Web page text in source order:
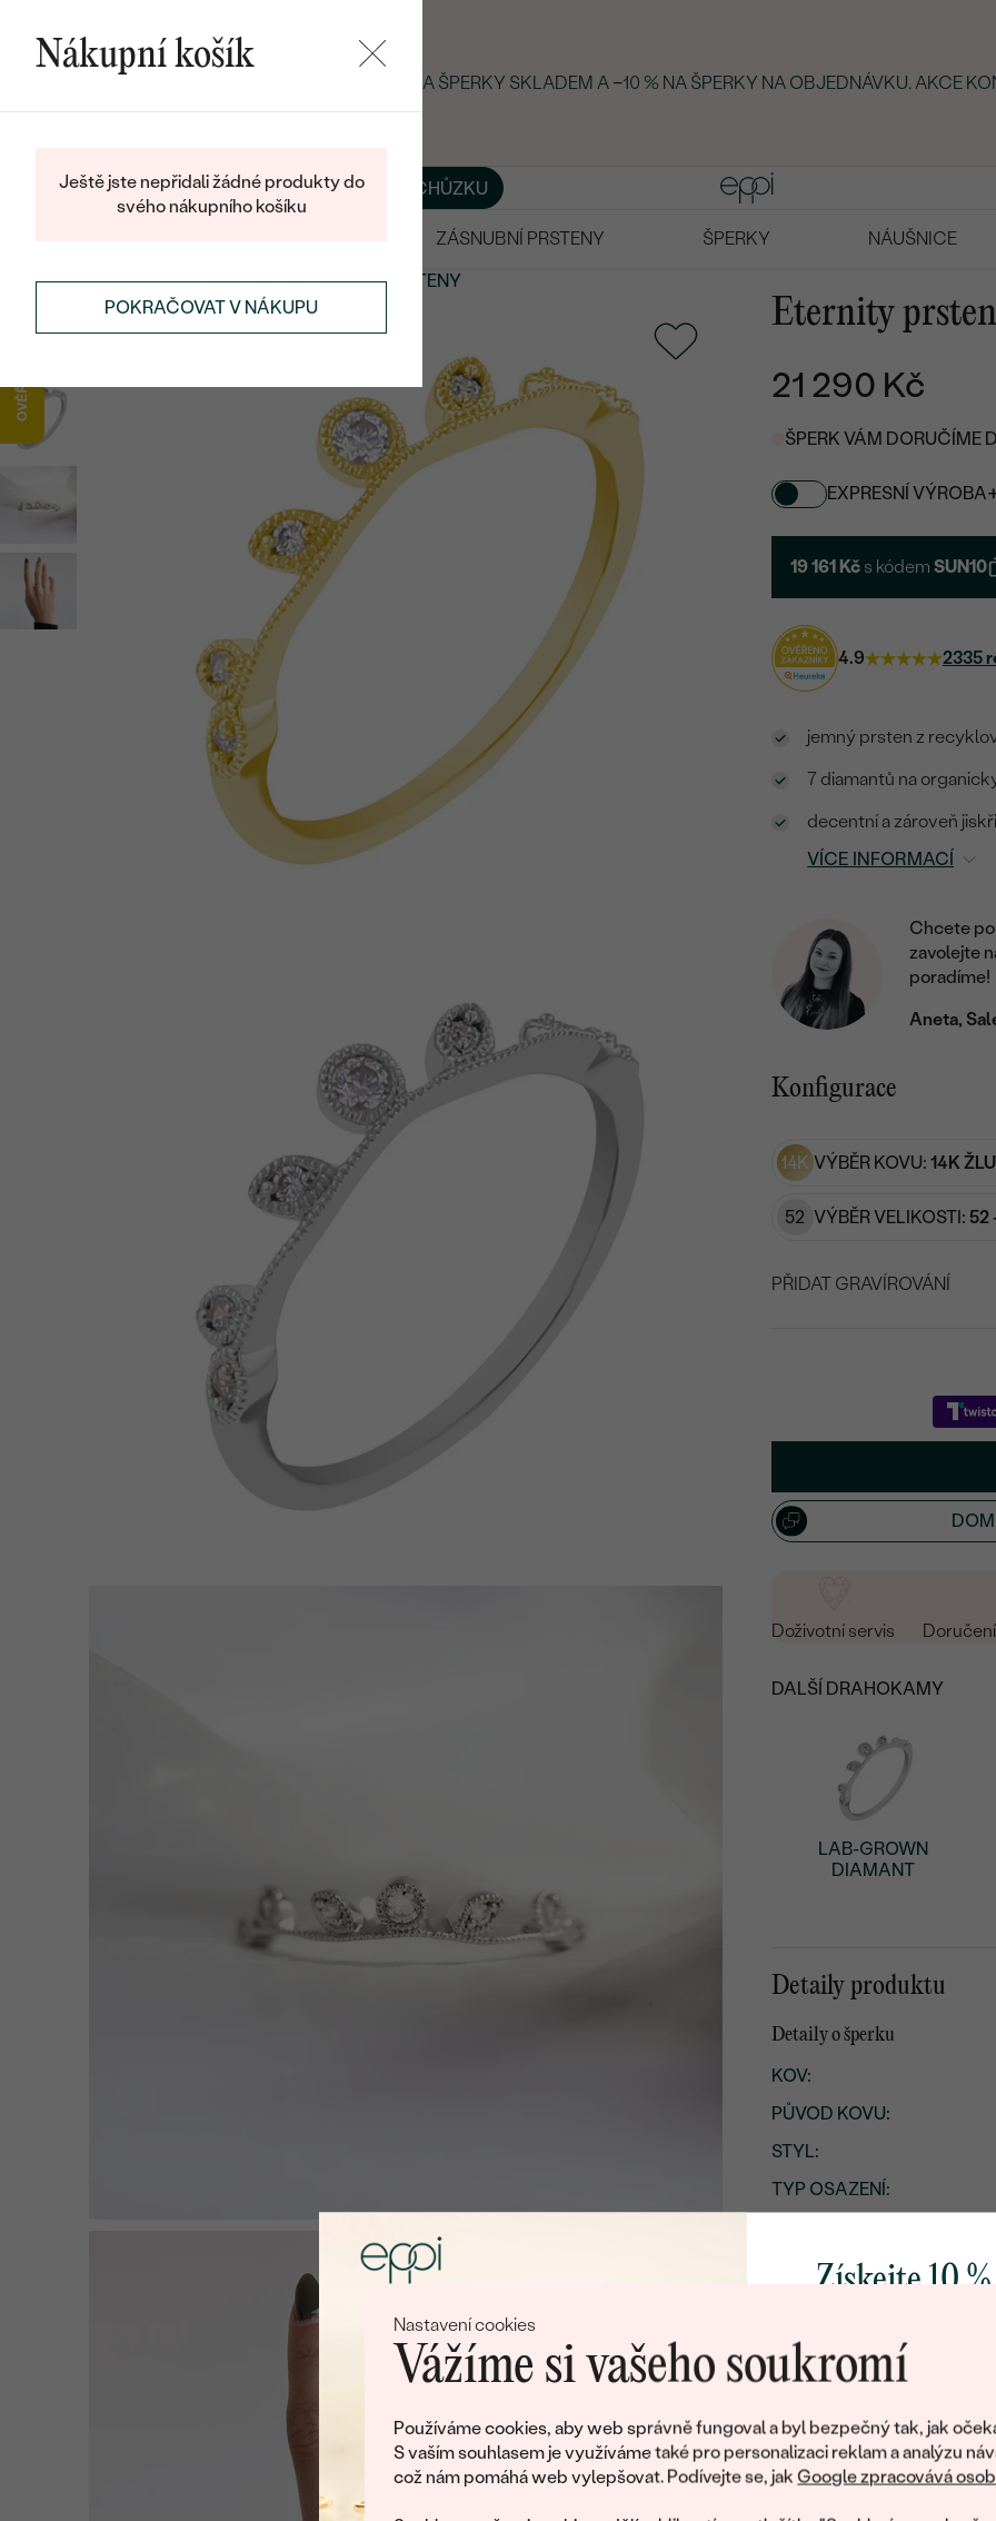
Nastavení cookies
Vážíme si vašeho soukromí
Používáme cookies, aby web správně fungoval a byl bezpečný tak, jak
S vaším souhlasem je využíváme také pro personalizaci reklam a analýzu
což nám pomáhá web vylepšovat. Podívejte se, jakGoogle zpracovává
LETNÍ BLACK FRIDAY: −25 % NA ŠPERKY SKLADEM A −10 % NA ŠPERKY NA OBJEDNÁVKU. AKCE
BLOGŠPERKY NA MÍRU DOMLUVIT SI SCHŮZKU
ZÁSNUBNÍ PRSTENY ŠPERKY NÁUŠNICE
PRSTENYETERNITY PRSTENYZLATÉ ETERNITY PRSTENY
Eternity
21 290 Kč
ŠPERK VÁM DORUČÍME
EXPRESNÍ VÝROBA
19 161 Kč s kódemSUN10
4.9 2335
jemný prsten z
7 diamantů na
decentní a zároveň
VÍCE INFORMACÍ
Chcete
zavolejte
poradíme!
Aneta,
Konfigurace
14K VÝBĚR KOVU: 14K
52 VÝBĚR VELIKOSTI: 52
PŘIDAT GRAVÍROVÁNÍ
Doživotní servis
DALŠÍ DRAHOKAMY
LAB-GROWN
DIAMANT
Detaily produktu
Detaily o šperku
KOV:
PŮVOD KOVU:
STYL:
TYP OSAZENÍ:
POVRCH KOVU:
Detaily o osazeném
POČET:
KARÁTOVÁ VÁHA
Nákupní košík
Ještě jste nepřidali žádné produkty do
svého nákupního košíku
POKRAČOVAT V NÁKUPU
Získejte 10
poctivě vyráběných
Jako dárek na
zašleme slevový kód